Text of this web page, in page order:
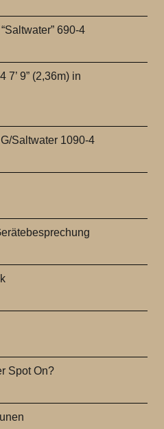
690-4
7’ 9” (2,36m) in
Saltwater 1090-4
Spot On?